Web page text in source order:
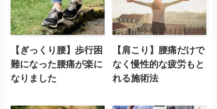
【ぎっくり腰】歩行困
難になった腰痛が楽に
なりました
【肩こり】腰痛だけで
なく慢性的な疲労もと
れる施術法